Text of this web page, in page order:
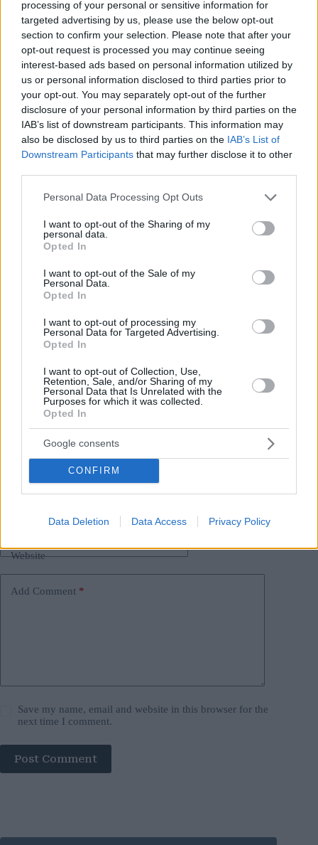
processing of your personal or sensitive information for
targeted advertising by us, please use the below opt-out
section to confirm your selection. Please note that after your
opt-out request is processed you may continue seeing
interest-based ads based on personal information utilized by
us or personal information disclosed to third parties prior to
your opt-out. You may separately opt-out of the further
disclosure of your personal information by third parties on the
IAB’s list of downstream participants. This information may
also be disclosed by us to third parties on the IAB’s List of
Downstream Participants that may further disclose it to other
Please note that this website/app uses one or more Google
not limited to your visit or usage behaviour. You may click to
grant or deny consent to Google and its third-party tags to
use your data for below specified purposes in below Google
consent section.
Personal Data Processing Opt Outs
I want to opt-out of the Sharing of my
personal data.
Opted In
I want to opt-out of the Sale of my
Personal Data.
Opted In
I want to opt-out of processing my
Personal Data for Targeted Advertising.
Opted In
I want to opt-out of Collection, Use,
Retention, Sale, and/or Sharing of my
Personal Data that Is Unrelated with the
Purposes for which it was collected.
Opted In
Google consents
CONFIRM
Data Deletion Data Access Privacy Policy
Foto: MTI/Szigetváry Zsolt
1919, mieté oltre 500 vittime.
Il monumento inaugurato oggi ha sostituito un memoriale di
Imre Nagy, il primo ministro ungherese durante la rivoluzione
del 1956, che è stato trasferito nella vicina piazza Jászai Mari
all’inizio di quest’anno.
budapest #commemorazione #statua
ungheria #viktor orban
Name*
Website
Add Comment *
Save my name, email and website in this browser for the
next time I comment.
Post Comment